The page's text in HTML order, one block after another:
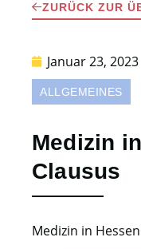
ZURÜCK ZUR
Januar 23, 2023
ALLGEMEINES
Medizin
Clausus
Medizin in